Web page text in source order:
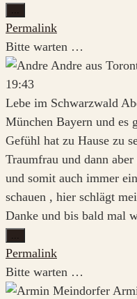
...
Metabox
ein-/ausblenden.
Permalink
Bitte warten …
Andre aus
19:43
Lebe im Schwarzwald
München Bayern und es
Gefühl hat zu Hause zu
Traumfrau und dann
und somit auch immer
schauen , hier schlägt
Danke und bis bald mal
...
Metabox
ein-/ausblenden.
Permalink
Bitte warten …